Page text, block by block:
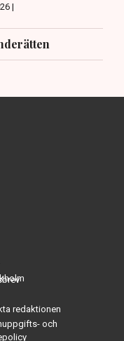
|
redaktionen
och